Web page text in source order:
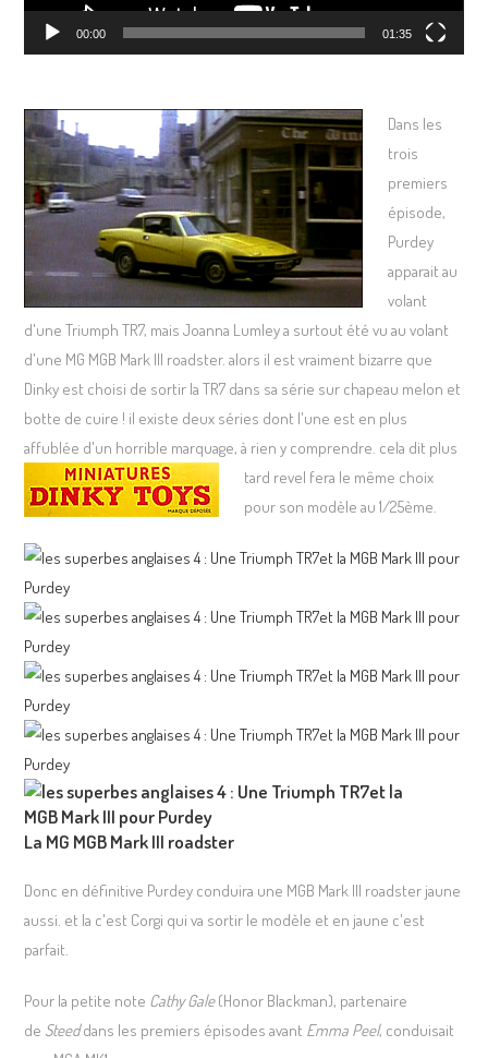
00:00 01:35
Dans les
trois
premiers
épisode,
Purdey
apparait au
volant
d'une Triumph TR7, mais Joanna Lumley a surtout été vu au volant
d'une MG MGB Mark III roadster. alors il est vraiment bizarre que
Dinky est choisi de sortir la TR7 dans sa série sur chapeau melon et
botte de cuire ! il existe deux séries dont l'une est en plus
affublée d'un horrible marquage, à rien y comprendre. cela dit plus
tard revel fera le même choix
pour son modèle au 1/25ème.
La MG MGB Mark III roadster
Donc en définitive Purdey conduira une MGB Mark III roadster jaune
aussi. et la c'est Corgi qui va sortir le modèle et en jaune c'est
parfait.
Pour la petite note Cathy Gale(Honor Blackman), partenaire
de Steeddans les premiers épisodes avant Emma Peel, conduisait